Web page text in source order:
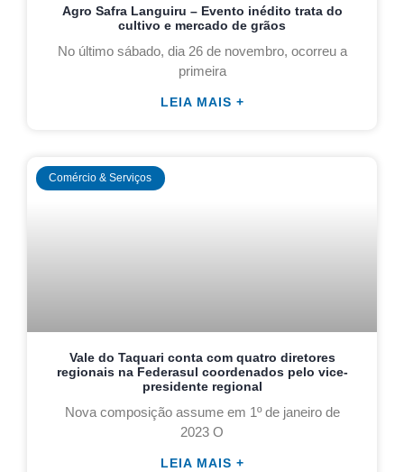
Agro Safra Languiru – Evento inédito trata do
cultivo e mercado de grãos
No último sábado, dia 26 de novembro, ocorreu a
primeira
LEIA MAIS +
Comércio & Serviços
Vale do Taquari conta com quatro diretores
regionais na Federasul coordenados pelo vice-
presidente regional
Nova composição assume em 1º de janeiro de
2023 O
LEIA MAIS +